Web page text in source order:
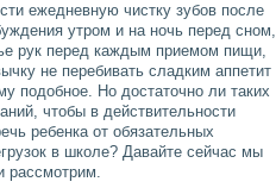
ежедневную чистку зубов после
утром и на ночь перед сном,
рук перед каждым приемом пищи,
не перебивать сладким аппетит
подобное. Но достаточно ли таких
чтобы в действительности
ребенка от обязательных
в школе? Давайте сейчас мы
рассмотрим.